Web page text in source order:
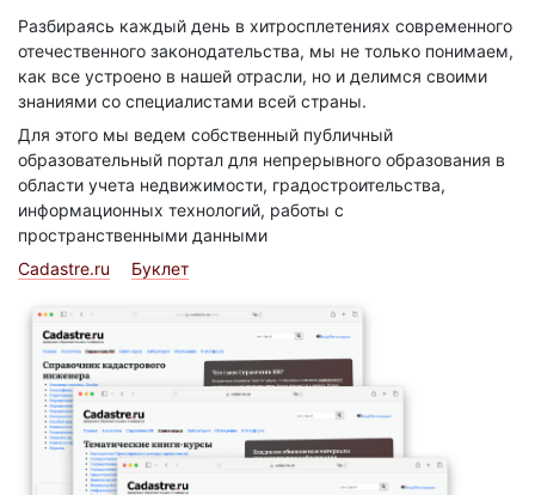
Разбираясь каждый день в хитросплетениях современного
отечественного законодательства, мы не только понимаем,
как все устроено в нашей отрасли, но и делимся своими
знаниями со специалистами всей страны.
Для этого мы ведем собственный публичный
образовательный портал для непрерывного образования в
области учета недвижимости, градостроительства,
информационных технологий, работы с
пространственными данными
Cadastre.ru
Буклет